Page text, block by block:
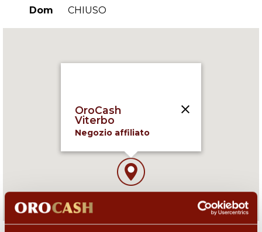
Dom
CHIUSO
OroCash
Negozio affiliato
Strada Teverina 38 ,
01100 Viterbo (VT), IT
09:00-13:00,15:30-19:30